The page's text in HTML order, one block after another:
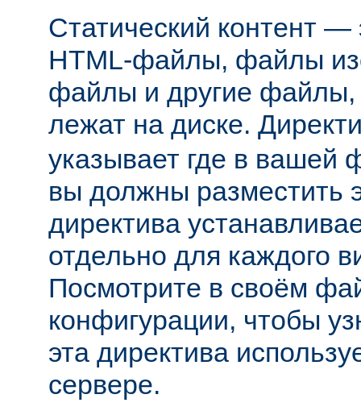
Статический контент —
HTML-файлы, файлы
файлы и другие файлы,
лежат на диске.
указывает где в вашей
вы должны разместить
директива
отдельно для каждого
Посмотрите в своём
конфигурации, чтобы
эта директива
сервере.